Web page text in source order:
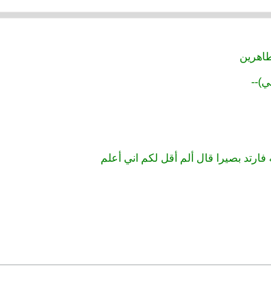
بصيرا قال ألم أقل لكم اني أعلم